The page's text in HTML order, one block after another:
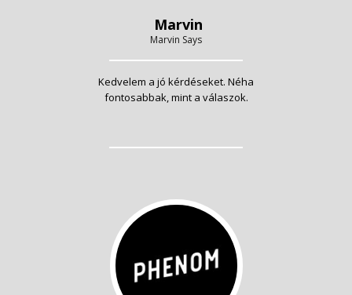
Marvin
Marvin Says
Kedvelem a jó kérdéseket. Néha
fontosabbak, mint a válaszok.